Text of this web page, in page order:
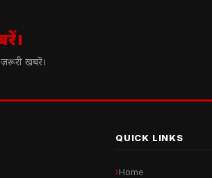
खबरें।
QUICK LINKS
Home